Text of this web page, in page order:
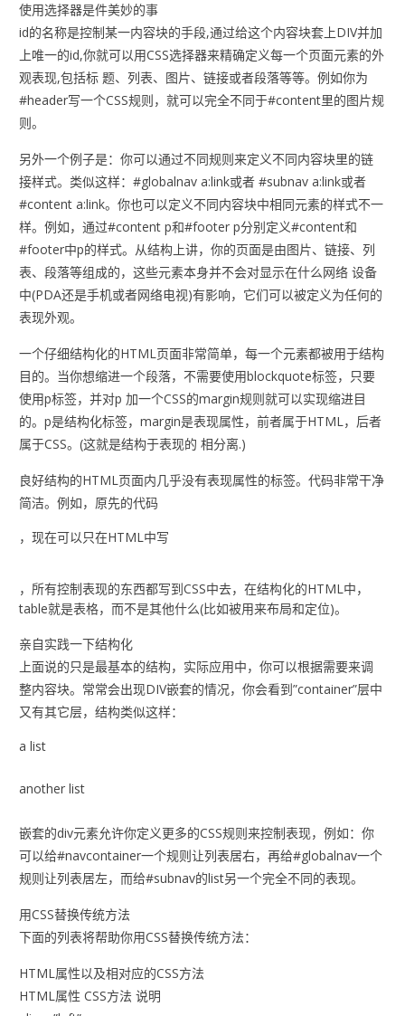
使用选择器是件美妙的事
id的名称是控制某一内容块的手段,通过给这个内容块套上DIV并加
上唯一的id,你就可以用CSS选择器来精确定义每一个页面元素的外
观表现,包括标 题、列表、图片、链接或者段落等等。例如你为
#header写一个CSS规则，就可以完全不同于#content里的图片规
则。
另外一个例子是：你可以通过不同规则来定义不同内容块里的链
接样式。类似这样：#globalnav a:link或者 #subnav a:link或者
#content a:link。你也可以定义不同内容块中相同元素的样式不一
样。例如，通过#content p和#footer p分别定义#content和
#footer中p的样式。从结构上讲，你的页面是由图片、链接、列
表、段落等组成的，这些元素本身并不会对显示在什么网络 设备
中(PDA还是手机或者网络电视)有影响，它们可以被定义为任何的
表现外观。
一个仔细结构化的HTML页面非常简单，每一个元素都被用于结构
目的。当你想缩进一个段落，不需要使用blockquote标签，只要
使用p标签，并对p 加一个CSS的margin规则就可以实现缩进目
的。p是结构化标签，margin是表现属性，前者属于HTML，后者
属于CSS。(这就是结构于表现的 相分离.)
良好结构的HTML页面内几乎没有表现属性的标签。代码非常干净
简洁。例如，原先的代码
，现在可以只在HTML中写
，所有控制表现的东西都写到CSS中去，在结构化的HTML中，
table就是表格，而不是其他什么(比如被用来布局和定位)。
亲自实践一下结构化
上面说的只是最基本的结构，实际应用中，你可以根据需要来调
整内容块。常常会出现DIV嵌套的情况，你会看到”container”层中
又有其它层，结构类似这样：
a list
another list
嵌套的div元素允许你定义更多的CSS规则来控制表现，例如：你
可以给#navcontainer一个规则让列表居右，再给#globalnav一个
规则让列表居左，而给#subnav的list另一个完全不同的表现。
用CSS替换传统方法
下面的列表将帮助你用CSS替换传统方法：
HTML属性以及相对应的CSS方法
HTML属性 CSS方法 说明